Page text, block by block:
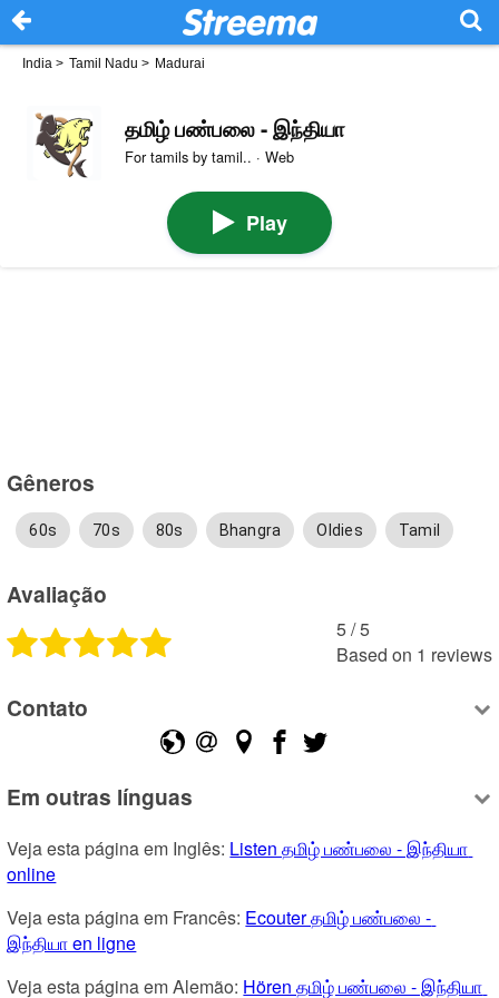
India > Tamil Nadu > Madurai
தமிழ் பண்பலை - இந்தியா
For tamils by tamil.. · Web
Play
Gêneros
60s 70s 80s Bhangra Oldies Tamil
Avaliação
5 /5
Based on 1 reviews
Contato
Em outras línguas
Veja esta página em Inglês: Listen தமிழ் பண்பலை - இந்தியா
online
Veja esta página em Francês: Ecouter தமிழ் பண்பலை -
இந்தியா en ligne
Veja esta página em Alemão: Hören தமிழ் பண்பலை - இந்தியா